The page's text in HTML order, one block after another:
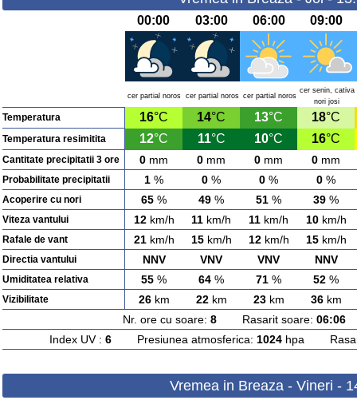
00:00 03:00 06:00 09:00
cer partial noros cer partial noros cer partial noros
cer senin, cativa
nori josi
Temperatura 16°C 14°C 13°C 18°C
Temperatura resimitita 12°C 11°C 10°C 16°C
Cantitate precipitatii 3 ore 0 mm 0 mm 0 mm 0 mm
Probabilitate precipitatii 1 % 0 % 0 % 0 %
Acoperire cu nori 65 % 49 % 51 % 39 %
Viteza vantului 12km/h 11 km/h 11 km/h 10km/h
Rafale de vant 21km/h 15km/h 12km/h 15km/h
Directia vantului NNV VNV VNV NNV
Umiditatea relativa 55 % 64 % 71 % 52 %
Vizibilitate 26km 22km 23km 36km
Nr. ore cu soare: 8Rasarit soare: 06:06
Index UV : 6Presiunea atmosferica: 1024hpa
Vremea in Breaza - Vineri -